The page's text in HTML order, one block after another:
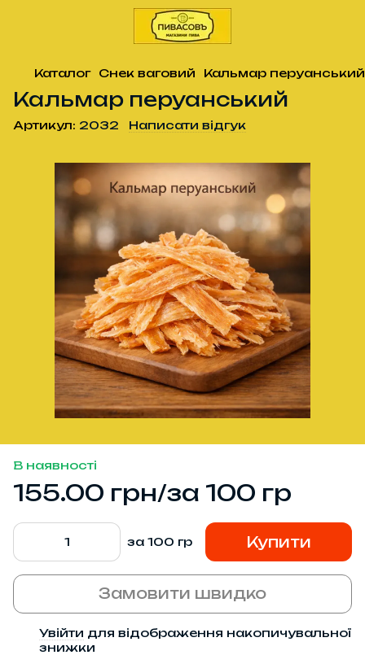
Каталог Снек ваговий Кальмар перуанський
Кальмар перуанський
Артикул: 2032 Написати відгук
В наявності
155.00 грн/за 100 гр
за 100 гр Купити
Замовити швидко
Увійти для відображення накопичувальної
знижки